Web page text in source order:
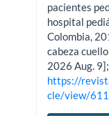
pacientes
hospital
Colombia,
cabeza
2026 Aug.
https://
cle/view/611